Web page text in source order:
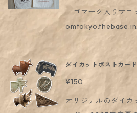
ら、展示会などを
紹介。外国民話研
紹介。共著に「イ
三弥井書店など。 デザイン：古代オリエント
博物館。2024年度
さ子先生の書作品の
いただきますと、手
ラストスタンプを捺
れている上記の遺跡
プになっています
としてお楽しみいた
捺していただくと、
ます！ 時期により置いていない場合もござい
ださい（使用して
別柄のサンプルです） ■ バローチスター
器と文様については
覧ください。
tems/38743996
ロゴマーク入りサ
りも一回り小さめの
グ。 イベント限定アイテムでしたが、 ご好評
のお声にお応えして復刻
とつ大きなコブのあ
た土器を イラスト
ダイカットポストカード
¥150
オリジナルのダイカ